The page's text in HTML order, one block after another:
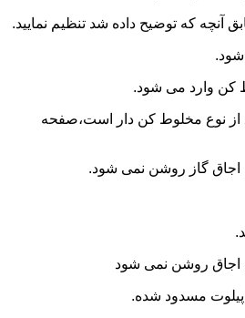
آنچه که توضیح داده شد تنظیم نمایید.
کن وارد می شود.
از نوع مخلوط کن دار است،صفحه
مسدود شده.